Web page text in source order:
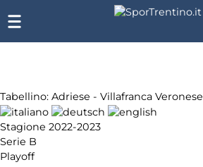
Tabellino: Adriese - Villafranca Veronese
Stagione 2022-2023
Serie B
Playoff
Chi
siamo
Affiliazione